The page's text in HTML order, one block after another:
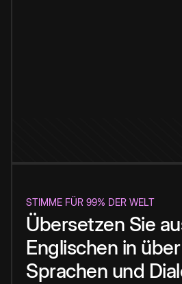
STIMME FÜR 99% DER WELT
Übersetzen Sie
Englischen in
Sprachen und